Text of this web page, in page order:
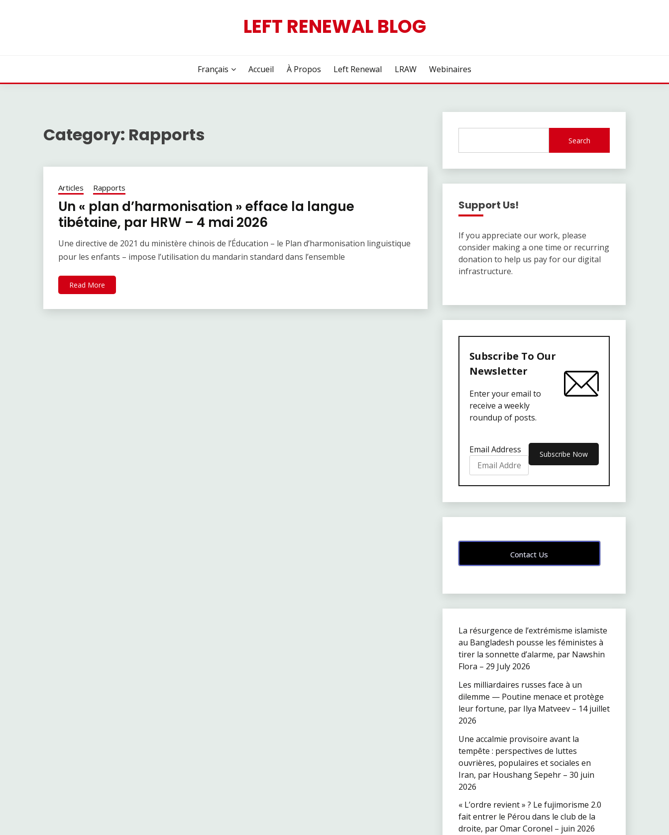
LEFT RENEWAL BLOG
Français Accueil À Propos Left Renewal LRAW Webinaires
Category: Rapports
Articles Rapports
Un « plan d’harmonisation » efface la langue
tibétaine, par HRW – 4 mai 2026
Une directive de 2021 du ministère chinois de l’Éducation – le Plan d’harmonisation linguistique
pour les enfants – impose l’utilisation du mandarin standard dans l’ensemble
Read More
Search
Support Us!
If you appreciate our work, please
consider making a one time or recurring
donation to help us pay for our digital
infrastructure.
Subscribe To Our
Newsletter
Enter your email to
receive a weekly
roundup of posts.
Email Address
Contact Us
La résurgence de l’extrémisme islamiste
au Bangladesh pousse les féministes à
tirer la sonnette d’alarme, par Nawshin
Flora – 29 July 2026
Les milliardaires russes face à un
dilemme — Poutine menace et protège
leur fortune, par Ilya Matveev – 14 juillet
2026
Une accalmie provisoire avant la
tempête : perspectives de luttes
ouvrières, populaires et sociales en
Iran, par Houshang Sepehr – 30 juin
2026
« L’ordre revient » ? Le fujimorisme 2.0
fait entrer le Pérou dans le club de la
droite, par Omar Coronel – juin 2026